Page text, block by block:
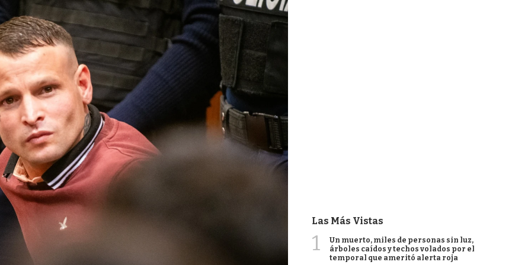
Las Más Vistas
1
Un muerto, miles de personas sin luz,
árboles caídos y techos volados por el
temporal que ameritó alerta roja